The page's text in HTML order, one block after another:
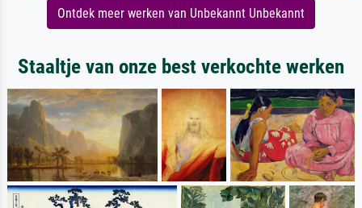
Ontdek meer werken van Unbekannt Unbekannt
Staaltje van onze best verkochte werken